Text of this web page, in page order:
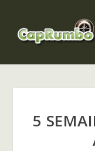
5